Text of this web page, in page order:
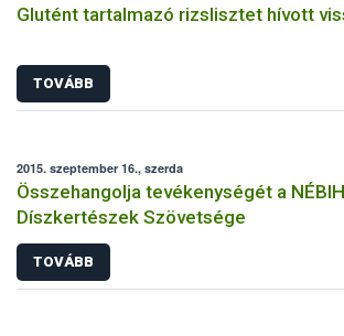
Glutént tartalmazó rizslisztet hívott
TOVÁBB
2015. szeptember 16., szerda
Összehangolja tevékenységét a
Díszkertészek Szövetsége
TOVÁBB